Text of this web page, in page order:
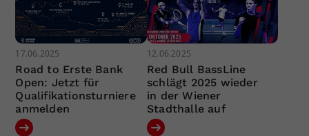
17.06.2025
Road to Erste Bank
Open: Jetzt für
Qualifikationsturniere
anmelden
12.06.2025
Red Bull BassLine
schlägt 2025 wieder
in der Wiener
Stadthalle auf